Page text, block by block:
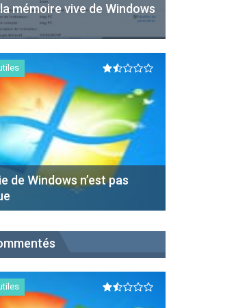
mémoire vive de Windows
de Windows n’est pas